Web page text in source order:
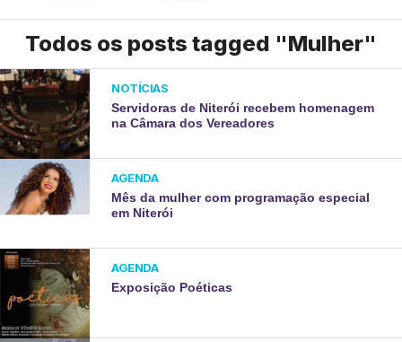
Todos os posts tagged "Mulher"
NOTÍCIAS
Servidoras de Niterói recebem homenagem
na Câmara dos Vereadores
AGENDA
Mês da mulher com programação especial
em Niterói
AGENDA
Exposição Poéticas